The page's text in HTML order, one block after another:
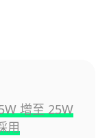
增至 25W
用